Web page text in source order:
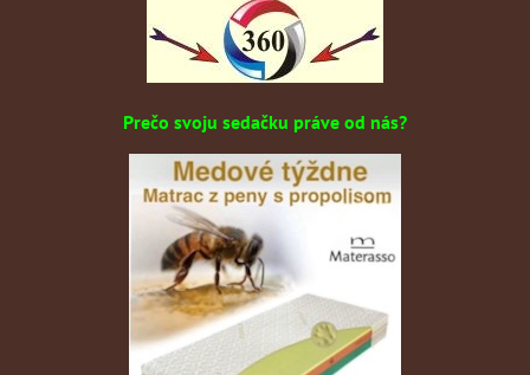
Prečo svoju sedačku práve od nás?